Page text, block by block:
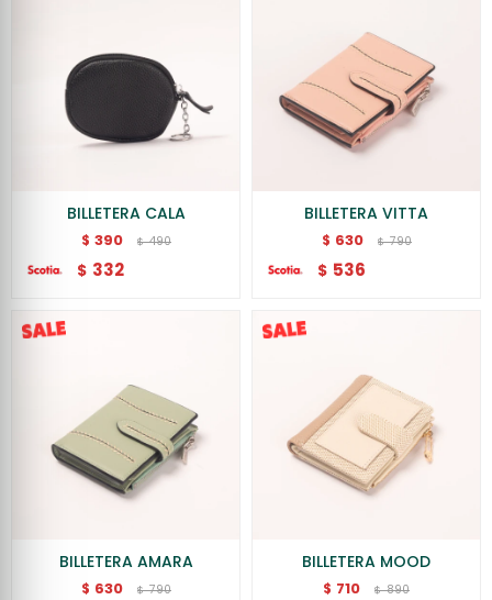
BILLETERA CALA
$ 390 $ 490
$ 332
BILLETERA VITTA
$ 630 $ 790
$ 536
BILLETERA AMARA
$ 630 $ 790
BILLETERA MOOD
$ 710 $ 890